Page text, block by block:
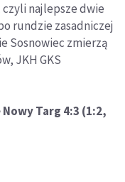
czyli najlepsze dwie
rundzie zasadniczej
Sosnowiec zmierzą
JKH GKS
Targ 4:3 (1:2,